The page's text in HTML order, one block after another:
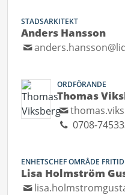
STADSARKITEKT
Anders Hansson
ORDFÖRANDE
Thomas
0708-
ENHETSCHEF OMRÅDE FRITID
Lisa Holmström